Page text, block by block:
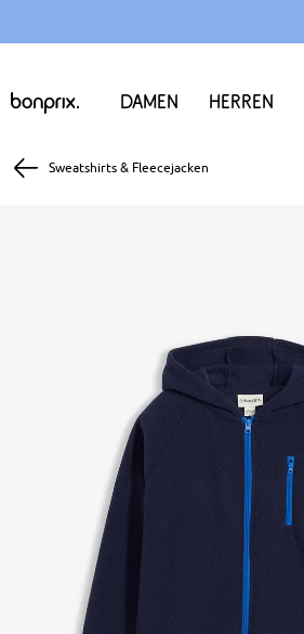
Damen Herren
Sweatshirts & Fleecejacken